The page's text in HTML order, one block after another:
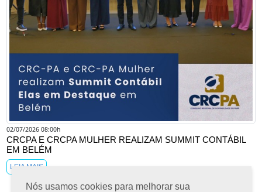
02/07/2026 08:00h
CRCPA E CRCPA MULHER REALIZAM SUMMIT CONTÁBIL
EM BELÉM
LEIA MAIS
Nós usamos cookies para melhorar sua